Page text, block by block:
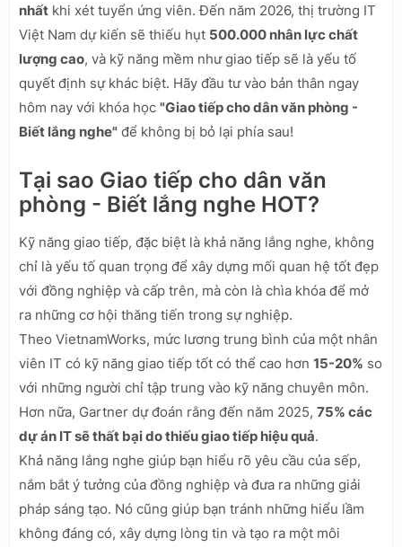
nhất khi xét tuyển ứng viên. Đến năm 2026, thị trường IT
Việt Nam dự kiến sẽ thiếu hụt 500.000 nhân lực chất
lượng cao, và kỹ năng mềm như giao tiếp sẽ là yếu tố
quyết định sự khác biệt. Hãy đầu tư vào bản thân ngay
hôm nay với khóa học "Giao tiếp cho dân văn phòng -
Biết lắng nghe" để không bị bỏ lại phía sau!
Tại sao Giao tiếp cho dân văn
phòng - Biết lắng nghe HOT?
Kỹ năng giao tiếp, đặc biệt là khả năng lắng nghe, không
chỉ là yếu tố quan trọng để xây dựng mối quan hệ tốt đẹp
với đồng nghiệp và cấp trên, mà còn là chìa khóa để mở
ra những cơ hội thăng tiến trong sự nghiệp.
Theo VietnamWorks, mức lương trung bình của một nhân
viên IT có kỹ năng giao tiếp tốt có thể cao hơn 15-20% so
với những người chỉ tập trung vào kỹ năng chuyên môn.
Hơn nữa, Gartner dự đoán rằng đến năm 2025, 75% các
dự án IT sẽ thất bại do thiếu giao tiếp hiệu quả.
Khả năng lắng nghe giúp bạn hiểu rõ yêu cầu của sếp,
nắm bắt ý tưởng của đồng nghiệp và đưa ra những giải
pháp sáng tạo. Nó cũng giúp bạn tránh những hiểu lầm
không đáng có, xây dựng lòng tin và tạo ra một môi